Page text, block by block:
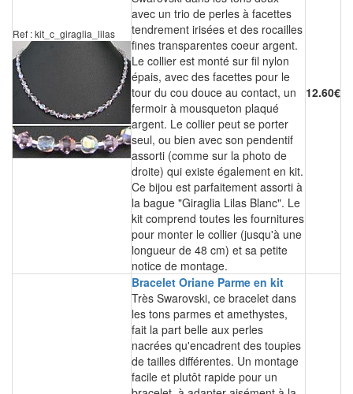
Ref : kit_c_giraglia_lilas
avec un trio de perles à facettes
tendrement irisées et des rocailles
fines transparentes coeur argent.
Le collier est monté sur fil nylon
épais, avec des facettes pour le
tour du cou douce au contact, un
fermoir à mousqueton plaqué
argent. Le collier peut se porter
seul, ou bien avec son pendentif
assorti (comme sur la photo de
droite) qui existe également en kit.
Ce bijou est parfaitement assorti à
la bague "Giraglia Lilas Blanc". Le
kit comprend toutes les fournitures
pour monter le collier (jusqu'à une
longueur de 48 cm) et sa petite
notice de montage.
12.60€
Bracelet Oriane Parme en kit
Très Swarovski, ce bracelet dans
les tons parmes et amethystes,
fait la part belle aux perles
nacrées qu'encadrent des toupies
de tailles différentes. Un montage
facile et plutôt rapide pour un